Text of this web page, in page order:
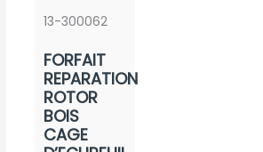
13-300062
FORFAIT
REPARATION
ROTOR
BOIS
CAGE